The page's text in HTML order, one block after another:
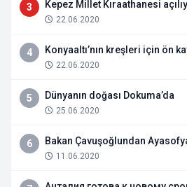
3 Kepez Millet Kıraathanesi
22.06.2020
4 Konyaaltı’nın kreşleri için ön
22.06.2020
5 Dünyanın doğası Dokuma’da
25.06.2020
6 Bakan Çavuşoğlundan
11.06.2020